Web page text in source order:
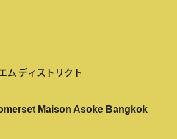
ム ディストリクト
Maison Asoke Bangkok